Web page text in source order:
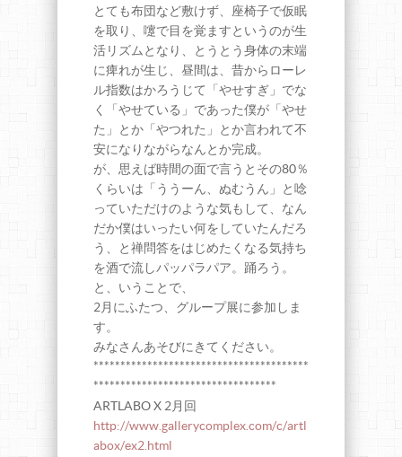
とても布団など敷けず、座椅子で仮眠
を取り、嚔で目を覚ますというのが生
活リズムとなり、とうとう身体の末端
に痺れが生じ、昼間は、昔からローレ
ル指数はかろうじて「やせすぎ」でな
く「やせている」であった僕が「やせ
た」とか「やつれた」とか言われて不
安になりながらなんとか完成。
が、思えば時間の面で言うとその80％
くらいは「ううーん、ぬむうん」と唸
っていただけのような気もして、なん
だか僕はいったい何をしていたんだろ
う、と禅問答をはじめたくなる気持ち
を酒で流しパッパラパア。踊ろう。
と、いうことで、
2月にふたつ、グループ展に参加しま
す。
みなさんあそびにきてください。
****************************************
**********************************
ARTLABO X 2月回
http://www.gallerycomplex.com/c/artl
abox/ex2.html